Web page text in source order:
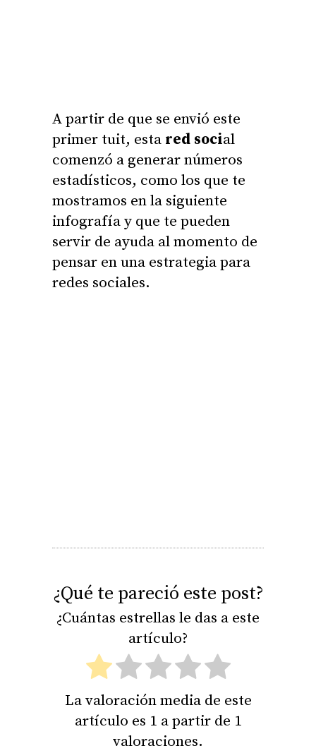
A partir de que se envió este
primer tuit, esta red social
comenzó a generar números
estadísticos, como los que te
mostramos en la siguiente
infografía y que te pueden
servir de ayuda al momento de
pensar en una estrategia para
redes sociales.
¿Qué te pareció este post?
¿Cuántas estrellas le das a este
artículo?
La valoración media de este
artículo es 1 a partir de 1
valoraciones.